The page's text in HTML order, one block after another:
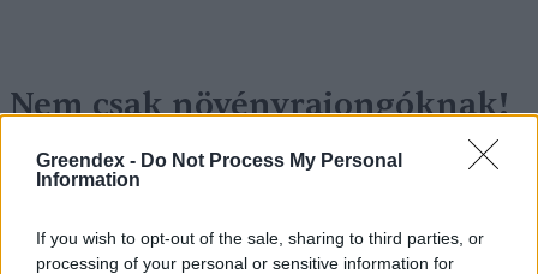
Greendex - Do Not Process My Personal
Information
If you wish to opt-out of the sale, sharing to third parties, or
processing of your personal or sensitive information for
Nem csak növényrajongóknak!
– 8 arborétum, amelyet
érdemes meglátogatni